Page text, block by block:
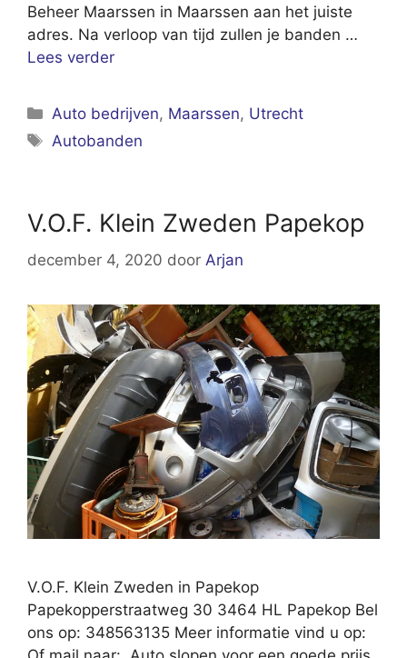
Beheer Maarssen in Maarssen aan het juiste
adres. Na verloop van tijd zullen je banden …
Lees verder
Categorieën
Auto bedrijven, Maarssen, Utrecht
Tags
Autobanden
V.O.F. Klein Zweden Papekop
december 4, 2020 door Arjan
V.O.F. Klein Zweden in Papekop
Papekopperstraatweg 30 3464 HL Papekop Bel
ons op: 348563135 Meer informatie vind u op: